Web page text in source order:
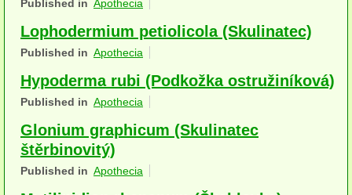
podle typu plodnic
Apothecia
mykorhizni
terestrické saprotrofní
Published in Apothecia
Lophodermium petiolicola (Skulinatec)
Published in Apothecia
Hypoderma rubi (Podkožka ostružiníková)
Published in Apothecia
Glonium graphicum (Skulinatec
štěrbinovitý)
Published in Apothecia